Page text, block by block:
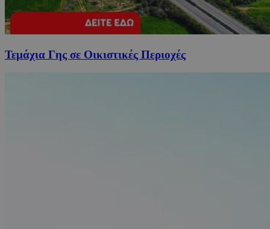
Τεμάχια Γης σε Οικιστικές Περιοχές